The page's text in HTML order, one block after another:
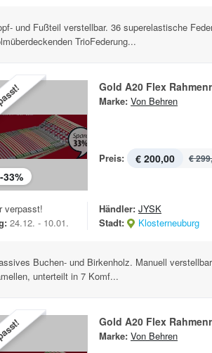
und Fußteil verstellbar. 36 superelastische
TrioFederung...
-33%
Gold A20 Flex
Marke: Von Behren
Preis: € 200,00 €
verpasst!
24.12. - 10.01.
Händler: JYSK
Stadt:
Klosterneuburg
Buchen- und Birkenholz. Manuell
unterteilt in 7 Komf...
Gold A20 Flex
Marke: Von Behren